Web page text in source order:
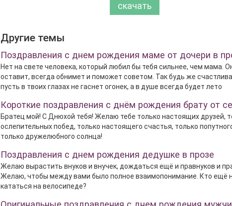
скачать
Другие темы
Поздравления с днем рождения маме от дочери в
Нет на свете человека, который любил бы тебя сильнее, чем мама.
оставит, всегда обнимет и поможет советом. Так будь же
пусть в твоих глазах не гаснет огонек, а в душе всегда будет лето
Короткие поздравления с днём рождения брату от
Братец мой! С Днюхой тебя! Желаю тебе только настоящих друзей,
ослепительных побед, только настоящего счастья, только
только дружелюбного солнца!
Поздравления с днем рождения дедушке в прозе
Желаю вырастить внуков и внучек, дождаться ещё и правнуков и
Желаю, чтобы между вами было полное взаимопонимание. Кто ещё
кататься на велосипеде?